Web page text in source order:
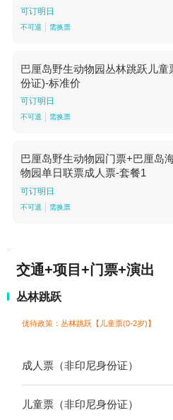
可订明日
不可退 需换票
巴厘岛野生动物园丛林跳跃儿童
份证)-标准价
可订明日
不可退 需换票
巴厘岛野生动物园门票+巴厘岛
物园单日联票成人票-套餐1
可订明日
不可退 需换票
交通+项目+门票+演出
丛林跳跃
优待政策：丛林跳跃【儿童票(0-2岁)】
成人票（非印尼身份证）
儿童票（非印尼身份证）